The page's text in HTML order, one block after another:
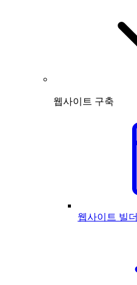
웹사이트 구축
웹사이트 빌더